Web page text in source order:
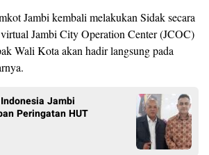
Jambi kembali melakukan Sidak secara
Jambi City Operation Center (JCOC)
Wali Kota akan hadir langsung pada
Jambi
Peringatan HUT